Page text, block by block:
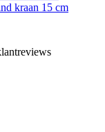
kraan 15 cm